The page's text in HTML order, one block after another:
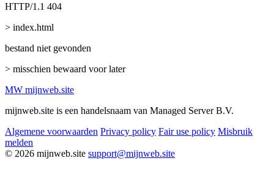
HTTP/1.1 404
> index.html
bestand niet gevonden
> misschien bewaard voor later
MW mijnweb.site
mijnweb.site is een handelsnaam van Managed Server B.V.
Algemene voorwaarden Privacy policy Fair use policy Misbruik
melden
© 2026 mijnweb.site support@mijnweb.site